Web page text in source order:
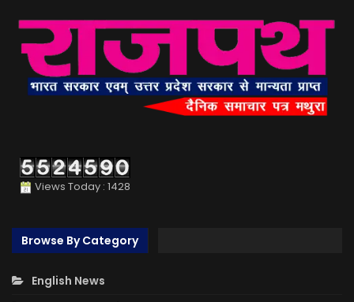
Views Today : 1428
Browse By Category
English News